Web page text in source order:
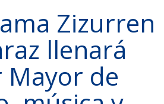
Zizurren
llenará
Mayor de